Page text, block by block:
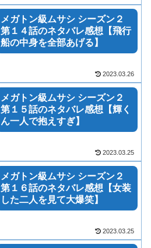
メガトン級ムサシ シーズン２
第１４話のネタバレ感想【飛行
船の中身を全部あげる】
2023.03.26
メガトン級ムサシ シーズン２
第１５話のネタバレ感想【輝く
ん一人で抱えすぎ】
2023.03.25
メガトン級ムサシ シーズン２
第１６話のネタバレ感想【女装
した二人を見て大爆笑】
2023.03.25